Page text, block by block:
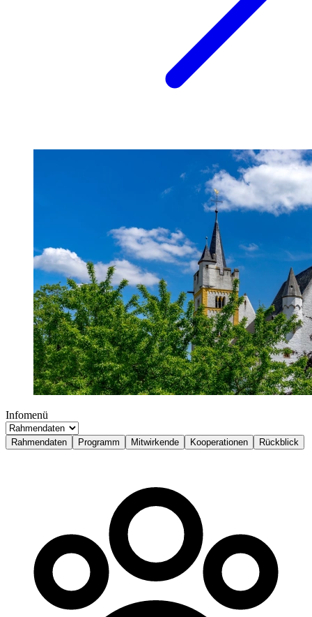
Infomenü
Rahmendaten Programm Mitwirkende Kooperationen Rückblick